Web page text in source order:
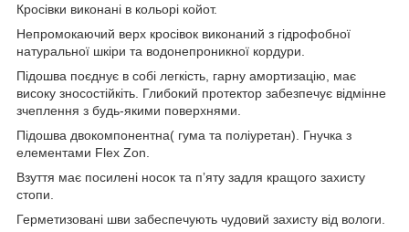
Кросівки виконані в кольорі койот.
Непромокаючий верх кросівок виконаний з гідрофобної
натуральної шкіри та водонепроникної кордури.
Підошва поєднує в собі легкість, гарну амортизацію, має
високу зносостійкіть. Глибокий протектор забезпечує відмінне
зчеплення з будь-якими поверхнями.
Підошва двокомпонентна( гума та поліуретан). Гнучка з
елементами Flex Zon.
Взуття має посилені носок та пʼяту задля кращого захисту
стопи.
Герметизовані шви забеспечують чудовий захисту від вологи.